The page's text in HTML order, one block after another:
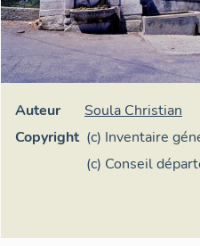
Auteur
Soula Christian
Copyright (c) Inventaire
Occitanie
(c) Conseil